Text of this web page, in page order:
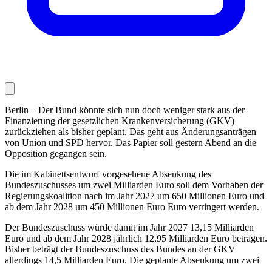
Berlin – Der Bund könnte sich nun doch weniger stark aus der
Finanzierung der gesetzlichen Krankenversicherung (GKV)
zurückziehen als bisher geplant. Das geht aus Änderungsanträgen
von Union und SPD hervor. Das Papier soll gestern Abend an die
Opposition gegangen sein.
Die im Kabinettsentwurf vorgesehene Absenkung des
Bundeszuschusses um zwei Milliarden Euro soll dem Vorhaben der
Regierungskoalition nach im Jahr 2027 um 650 Millionen Euro und
ab dem Jahr 2028 um 450 Millionen Euro Euro verringert werden.
Der Bundeszuschuss würde damit im Jahr 2027 13,15 Milliarden
Euro und ab dem Jahr 2028 jährlich 12,95 Milliarden Euro betragen.
Bisher beträgt der Bundeszuschuss des Bundes an der GKV
allerdings 14,5 Milliarden Euro. Die geplante Absenkung um zwei